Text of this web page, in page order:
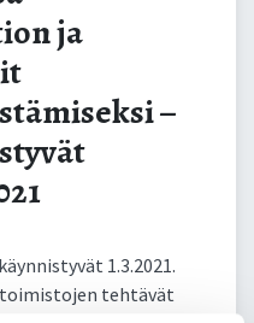
2021
ja
–
1.3.2021.
tehtävät